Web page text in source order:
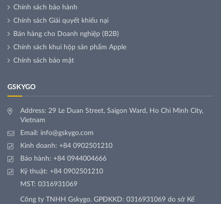
Chính sách bảo hành
Chính sách Giải quyết khiếu nại
Bán hàng cho Doanh nghiệp (B2B)
Chính sách khui hộp sản phẩm Apple
Chính sách bảo mật
GSKYGO
Address: 29 Le Duan Street, Saigon Ward, Ho Chi Minh City,
Vietnam
Email: info@gskygo.com
Kinh doanh: +84 0902501210
Bảo hành: +84 0944004666
Kỹ thuật: +84 0902501210
MST: 0316931069
Công ty TNHH Gskygo. GPĐKKD: 0316931069 do sở Kế